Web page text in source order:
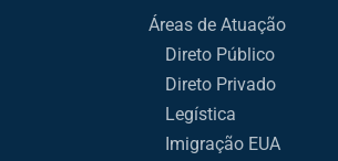
Áreas de Atuação
Direto Público
Direto Privado
Legística
Imigração EUA